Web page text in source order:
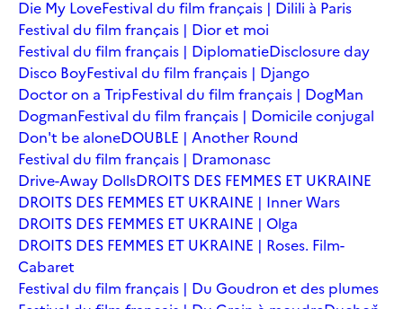
Die My LoveFestival du film français | Dilili à Paris
Festival du film français | Dior et moi
Festival du film français | DiplomatieDisclosure day
Disco BoyFestival du film français | Django
Doctor on a TripFestival du film français | DogMan
DogmanFestival du film français | Domicile conjugal
Don't be aloneDOUBLE | Another Round
Festival du film français | Dramonasc
Drive-Away DollsDROITS DES FEMMES ET UKRAINE
DROITS DES FEMMES ET UKRAINE | Inner Wars
DROITS DES FEMMES ET UKRAINE | Olga
DROITS DES FEMMES ET UKRAINE | Roses. Film-
Cabaret
Festival du film français | Du Goudron et des plumes